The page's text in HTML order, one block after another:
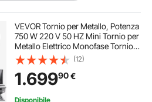
vecchio banco
VEVOR Tornio per Metallo, Potenza
750 W 220 V 50 HZ Mini Tornio per
Metallo Elettrico Monofase Tornio
da Banco di Precisione per
Lavorazioni di Tornitura
Controfaccia, Foratura, Filettatura e
Taglio
(12)
1.69990€
Disponibile